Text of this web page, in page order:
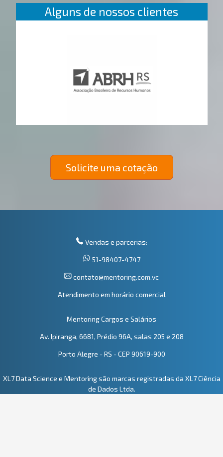
Alguns de nossos clientes
Solicite uma cotação
Vendas e parcerias:
51-98407-4747
contato@mentoring.com.vc
Atendimento em horário comercial
Mentoring Cargos e Salários
Av. Ipiranga, 6681, Prédio 96A, salas 205 e 208
Porto Alegre - RS - CEP 90619-900
XL7 Data Science e Mentoring são marcas registradas da XL7 Ciência
de Dados Ltda.